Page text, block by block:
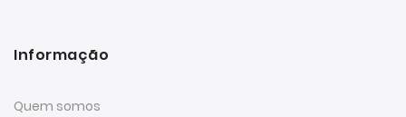
Informação
Quem somos